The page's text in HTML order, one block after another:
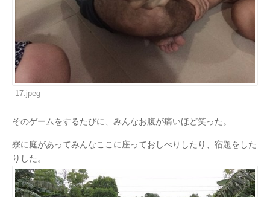
17.jpeg
そのゲームをするたびに、みんなお腹が痛いほど笑った。
寮に庭があってみんなここに座っておしべりしたり、宿題をした
りした。